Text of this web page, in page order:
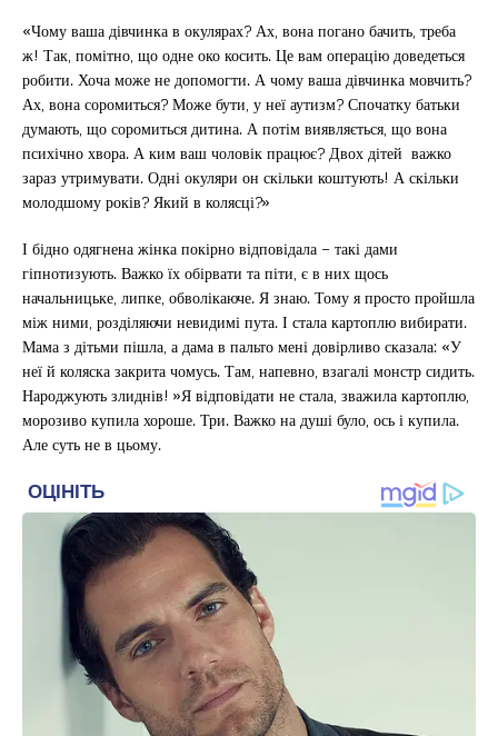
«Чому ваша дівчинка в окулярах? Ах, вона погано бачить, треба
ж! Так, помітно, що одне око косить. Це вам операцію доведеться
робити. Хоча може не допомогти. А чому ваша дівчинка мовчить?
Ах, вона соромиться? Може бути, у неї аутизм? Спочатку батьки
думають, що соромиться дитина. А потім виявляється, що вона
психічно хвора. А ким ваш чоловік працює? Двох дітей важко
зараз утримувати. Одні окуляри он скільки коштують! А скільки
молодшому років? Який в колясці?»
І бідно одягнена жінка покірно відповідала – такі дами
гіпнотизують. Важко їх обірвати та піти, є в них щось
начальницьке, липке, обволікаюче. Я знаю. Тому я просто пройшла
між ними, розділяючи невидимі пута. І стала картоплю вибирати.
Мама з дітьми пішла, а дама в пальто мені довірливо сказала: «У
неї й коляска закрита чомусь. Там, напевно, взагалі монстр сидить.
Народжують злиднів! »Я відповідати не стала, зважила картоплю,
морозиво купила хороше. Три. Важко на душі було, ось і купила.
Але суть не в цьому.